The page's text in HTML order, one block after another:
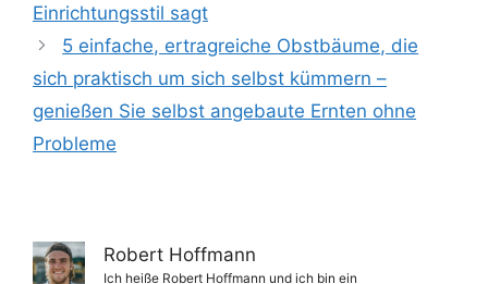
Einrichtungsstil sagt
5 einfache, ertragreiche Obstbäume, die
sich praktisch um sich selbst kümmern –
genießen Sie selbst angebaute Ernten ohne
Probleme
Robert Hoffmann
Ich heiße Robert Hoffmann und ich bin ein